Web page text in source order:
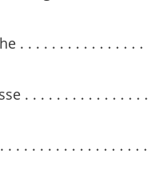
. . . . . . . . . . . . . . . .
. . . . . . . . . . . . . . . .
. . . . . . . . . . . . . . . . .